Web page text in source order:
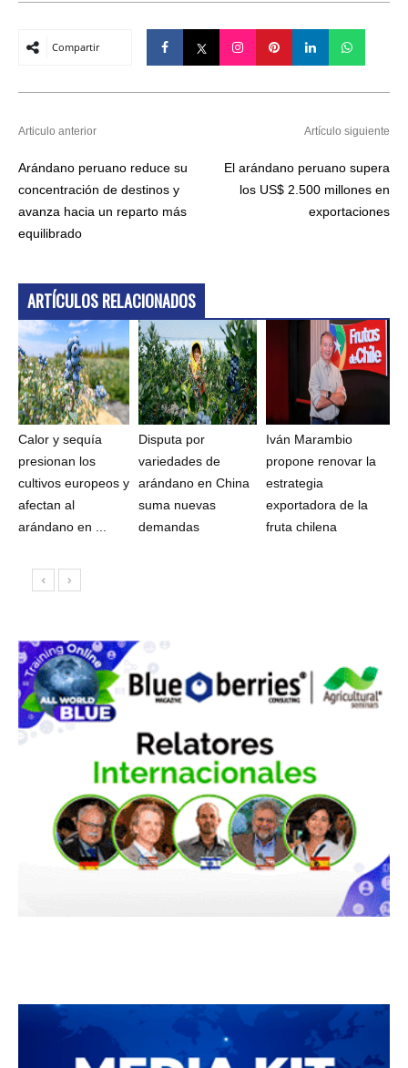
Compartir
Articulo anterior
Arándano peruano reduce su
concentración de destinos y
avanza hacia un reparto más
equilibrado
Artículo siguiente
El arándano peruano supera
los US$ 2.500 millones en
exportaciones
ARTÍCULOS RELACIONADOS
Calor y sequía
presionan los
cultivos europeos y
afectan al
arándano en ...
Disputa por
variedades de
arándano en China
suma nuevas
demandas
Iván Marambio
propone renovar la
estrategia
exportadora de la
fruta chilena